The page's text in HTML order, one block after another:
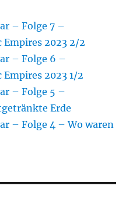
– Folge 7 –
2023 2/2
– Folge 6 –
2023 1/2
– Folge 5 –
Erde
– Folge 4 – Wo waren